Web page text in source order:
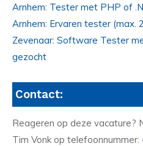
Arnhem: Tester met PHP of
Arnhem: Ervaren tester (max.
Zevenaar: Software Tester
gezocht
Contact:
Reageren op deze vacature?
Tim Vonk op telefoonnummer: